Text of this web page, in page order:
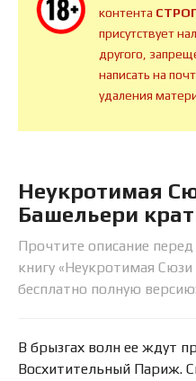
контента
присутствует
другого,
написать на
удаления
Неукротимая
Башельери
Прочтите описание
книгу «Неукротимая
бесплатно полную версию:
В брызгах волн ее ждут
Восхитительный Париж.